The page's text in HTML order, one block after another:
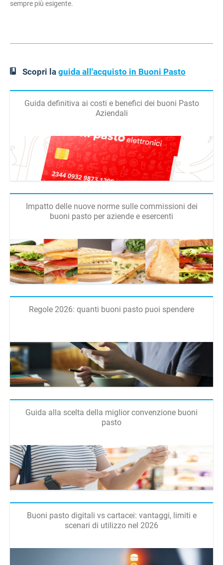
sempre più esigente.
Scopri laguida all'acquisto in Buoni Pasto
Guida definitiva ai costi e benefici dei buoni Pasto
Aziendali
Impatto delle nuove norme sulle commissioni dei
buoni pasto per aziende e esercenti
Regole 2026: quanti buoni pasto puoi spendere
Guida alla scelta della miglior convenzione buoni
pasto
Buoni pasto digitali vs cartacei: vantaggi, limiti e
scenari di utilizzo nel 2026